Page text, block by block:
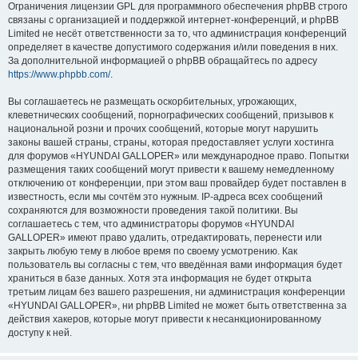
Ограничения лицензии GPL для программного обеспечения phpBB строго
связаны с организацией и поддержкой интернет-конференций, и phpBB
Limited не несёт ответственности за то, что администрация конференций
определяет в качестве допустимого содержания и/или поведения в них.
За дополнительной информацией о phpBB обращайтесь по адресу
https://www.phpbb.com/.
Вы соглашаетесь не размещать оскорбительных, угрожающих,
клеветнических сообщений, порнографических сообщений, призывов к
национальной розни и прочих сообщений, которые могут нарушить
законы вашей страны, страны, которая предоставляет услуги хостинга
для форумов «HYUNDAI GALLOPER» или международное право. Попытки
размещения таких сообщений могут привести к вашему немедленному
отключению от конференции, при этом ваш провайдер будет поставлен в
известность, если мы сочтём это нужным. IP-адреса всех сообщений
сохраняются для возможности проведения такой политики. Вы
соглашаетесь с тем, что администраторы форумов «HYUNDAI
GALLOPER» имеют право удалить, отредактировать, перенести или
закрыть любую тему в любое время по своему усмотрению. Как
пользователь вы согласны с тем, что введённая вами информация будет
храниться в базе данных. Хотя эта информация не будет открыта
третьим лицам без вашего разрешения, ни администрация конференции
«HYUNDAI GALLOPER», ни phpBB Limited не может быть ответственна за
действия хакеров, которые могут привести к несанкционированному
доступу к ней.